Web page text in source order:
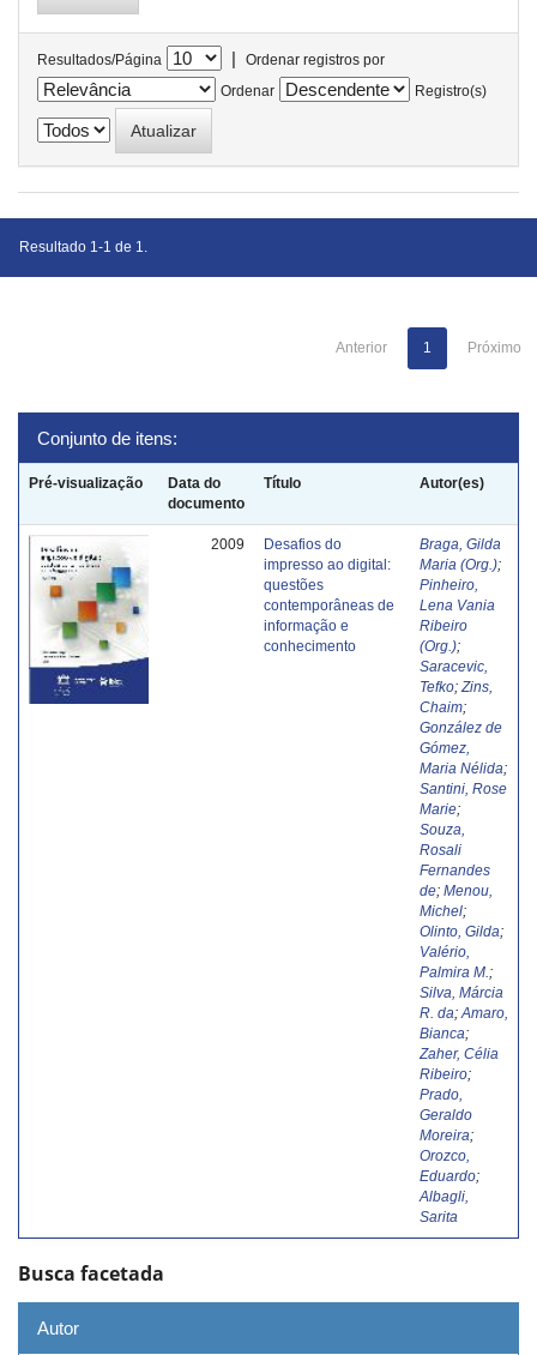
Resultados/Página |
Ordenar registros por
Ordenar
Registro(s)
Resultado 1-1 de 1.
Anterior 1 Próximo
Conjunto de itens:
Pré-visualização
Data do
documento
Título Autor(es)
2009
Desafios do
impresso ao digital:
questões
contemporâneas de
informação e
conhecimento
Braga, Gilda
Maria (Org.);
Pinheiro,
Lena Vania
Ribeiro
(Org.);
Saracevic,
Tefko; Zins,
Chaim;
González de
Gómez,
Maria Nélida;
Santini, Rose
Marie;
Souza,
Rosali
Fernandes
de; Menou,
Michel;
Olinto, Gilda;
Valério,
Palmira M. ;
Silva, Márcia
R. da; Amaro,
Bianca;
Zaher, Célia
Ribeiro;
Prado,
Geraldo
Moreira;
Orozco,
Eduardo;
Albagli,
Sarita
Busca facetada
Autor